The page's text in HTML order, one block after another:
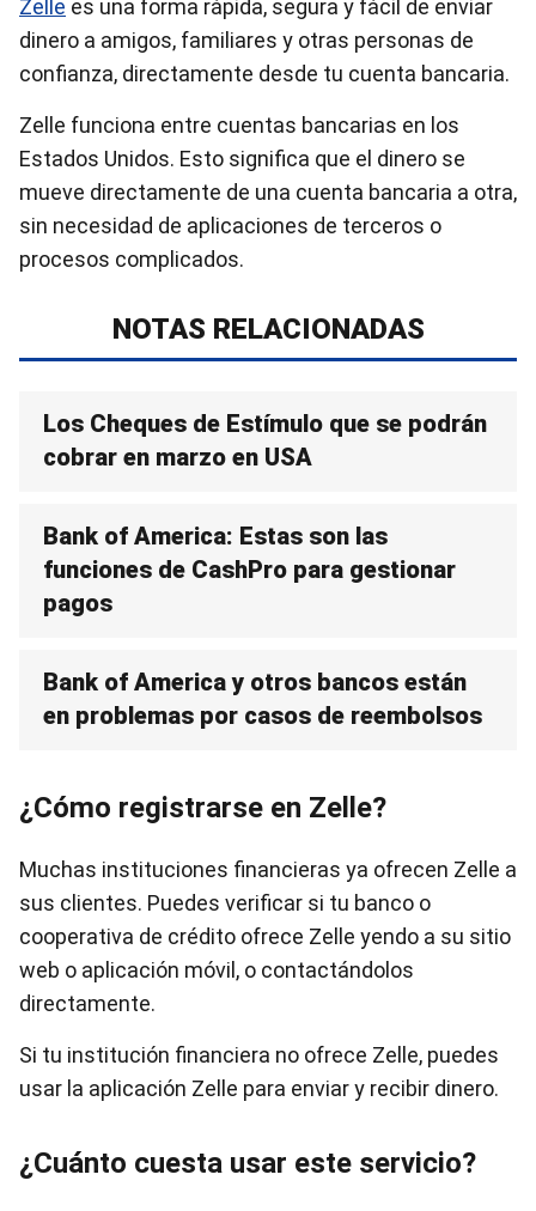
Zelle es una forma rápida, segura y fácil de enviar
dinero a amigos, familiares y otras personas de
confianza, directamente desde tu cuenta bancaria.
Zelle funciona entre cuentas bancarias en los
Estados Unidos. Esto significa que el dinero se
mueve directamente de una cuenta bancaria a otra,
sin necesidad de aplicaciones de terceros o
procesos complicados.
NOTAS RELACIONADAS
Los Cheques de Estímulo que se podrán
cobrar en marzo en USA
Bank of America: Estas son las
funciones de CashPro para gestionar
pagos
Bank of America y otros bancos están
en problemas por casos de reembolsos
¿Cómo registrarse en Zelle?
Muchas instituciones financieras ya ofrecen Zelle a
sus clientes. Puedes verificar si tu banco o
cooperativa de crédito ofrece Zelle yendo a su sitio
web o aplicación móvil, o contactándolos
directamente.
Si tu institución financiera no ofrece Zelle, puedes
usar la aplicación Zelle para enviar y recibir dinero.
¿Cuánto cuesta usar este servicio?